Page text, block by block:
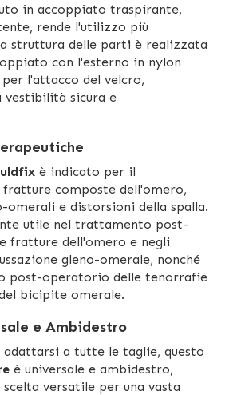
in accoppiato traspirante,
rende l'utilizzo più
struttura delle parti è realizzata
con l'esterno in nylon
l'attacco del velcro,
vestibilità sicura e
è indicato per il
composte dell'omero,
omerali e distorsioni della spalla.
utile nel trattamento post-
fratture dell'omero e negli
gleno-omerale, nonché
post-operatorio delle tenorrafie
bicipite omerale.
e Ambidestro
a tutte le taglie, questo
è universale e ambidestro,
scelta versatile per una vasta